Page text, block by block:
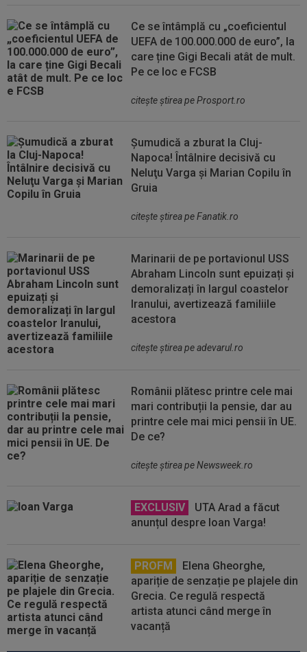
Ce se întâmplă cu „coeficientul
UEFA de 100.000.000 de euro”, la
care ține Gigi Becali atât de mult.
Pe ce loc e FCSB
citeşte ştirea pe Prosport.ro
Șumudică a zburat la Cluj-
Napoca! Întâlnire decisivă cu
Neluţu Varga şi Marian Copilu în
Gruia
citeşte ştirea pe Fanatik.ro
Marinarii de pe portavionul USS
Abraham Lincoln sunt epuizați și
demoralizați în largul coastelor
Iranului, avertizează familiile
acestora
citeşte ştirea pe adevarul.ro
Românii plătesc printre cele mai
mari contribuții la pensie, dar au
printre cele mai mici pensii în UE.
De ce?
citeşte ştirea pe Newsweek.ro
EXCLUSIV
UTA Arad a făcut
anunțul despre Ioan Varga!
PROFM
Elena Gheorghe,
apariție de senzație pe plajele din
Grecia. Ce regulă respectă
artista atunci când merge în
vacanță